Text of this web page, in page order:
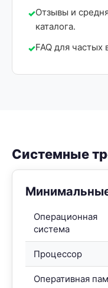
Отзывы и
каталога.
FAQ для частых
Системные
Операционная
система
Процессор
Оперативная